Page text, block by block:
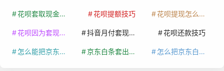
花呗套取现金最佳方法 花呗提额技巧 花呗提现怎么操作
花呗因为套现被限额了这种情况要多久才会好 抖音月付套现秒回100起 花呗还款技巧
怎么能把京东白条额度钱套出来 京东白条套出来手续费多少 怎么把京东白条的钱取出来